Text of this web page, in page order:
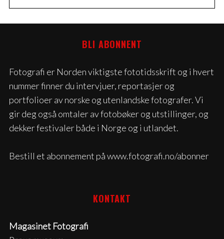
BLI ABONNENT
Fotografi er Norden viktigste fototidsskrift og i hvert
nummer finner du intervjuer, reportasjer og
portfolioer av norske og utenlandske fotografer. Vi
gir deg også omtaler av fotobøker og utstillinger, og
dekker festivaler både i Norge og i utlandet.
Bestill et abonnement på www.fotografi.no/abonner
KONTAKT
Magasinet Fotografi